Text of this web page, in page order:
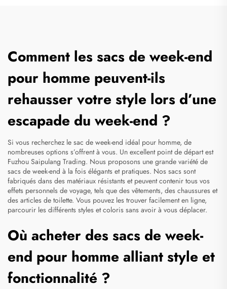
Comment les sacs de week-end
pour homme peuvent-ils
rehausser votre style lors d’une
escapade du week-end ?
Si vous recherchez le sac de week-end idéal pour homme, de
nombreuses options s’offrent à vous. Un excellent point de départ est
Fuzhou Saipulang Trading. Nous proposons une grande variété de
sacs de week-end à la fois élégants et pratiques. Nos sacs sont
fabriqués dans des matériaux résistants et peuvent contenir tous vos
effets personnels de voyage, tels que des vêtements, des chaussures et
des articles de toilette. Vous pouvez les trouver facilement en ligne,
parcourir les différents styles et coloris sans avoir à vous déplacer.
Où acheter des sacs de week-
end pour homme alliant style et
fonctionnalité ?